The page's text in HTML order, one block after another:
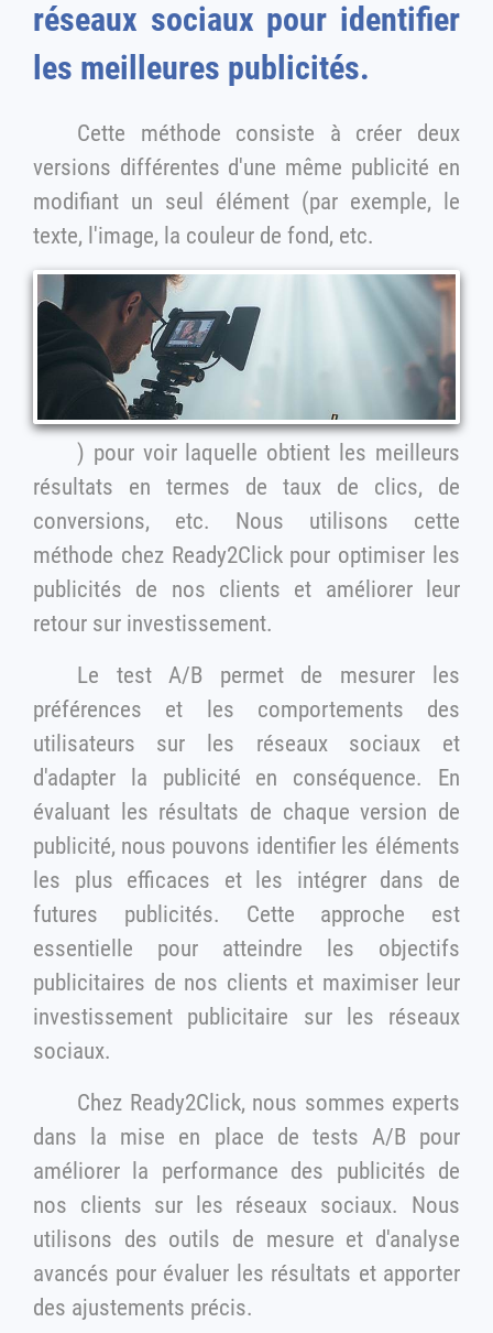
réseaux sociaux pour identifier
les meilleures publicités.
Cette méthode consiste à créer deux
versions différentes d'une même publicité en
modifiant un seul élément (par exemple, le
texte, l'image, la couleur de fond, etc.
) pour voir laquelle obtient les meilleurs
résultats en termes de taux de clics, de
conversions, etc. Nous utilisons cette
méthode chez Ready2Click pour optimiser les
publicités de nos clients et améliorer leur
retour sur investissement.
Le test A/B permet de mesurer les
préférences et les comportements des
utilisateurs sur les réseaux sociaux et
d'adapter la publicité en conséquence. En
évaluant les résultats de chaque version de
publicité, nous pouvons identifier les éléments
les plus efficaces et les intégrer dans de
futures publicités. Cette approche est
essentielle pour atteindre les objectifs
publicitaires de nos clients et maximiser leur
investissement publicitaire sur les réseaux
sociaux.
Chez Ready2Click, nous sommes experts
dans la mise en place de tests A/B pour
améliorer la performance des publicités de
nos clients sur les réseaux sociaux. Nous
utilisons des outils de mesure et d'analyse
avancés pour évaluer les résultats et apporter
des ajustements précis.